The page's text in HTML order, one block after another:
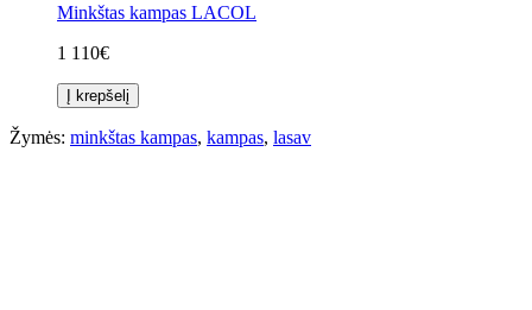
Minkštas kampas LACOL
1 110€
Į krepšelį
Žymės: minkštas kampas, kampas, lasav